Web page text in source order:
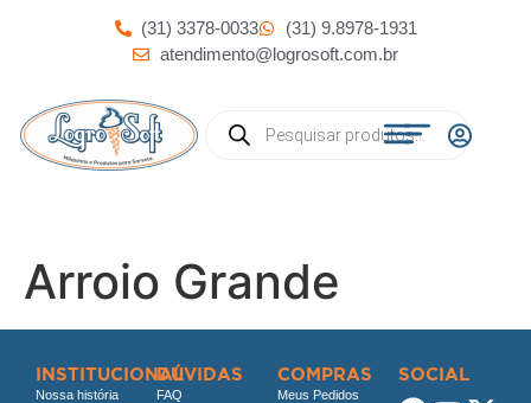
(31) 3378-0033
(31) 9.8978-1931
atendimento@logrosoft.com.br
Arroio Grande
INSTITUCIONAL
Nossa história
DÚVIDAS
FAQ
COMPRAS
Meus Pedidos
SOCIAL